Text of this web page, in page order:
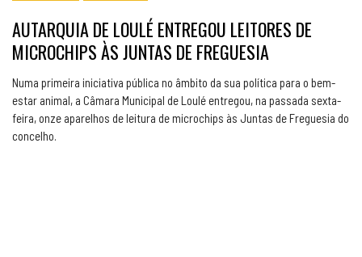
AUTARQUIA DE LOULÉ ENTREGOU LEITORES DE
MICROCHIPS ÀS JUNTAS DE FREGUESIA
Numa primeira iniciativa pública no âmbito da sua política para o bem-
estar animal, a Câmara Municipal de Loulé entregou, na passada sexta-
feira, onze aparelhos de leitura de microchips às Juntas de Freguesia do
concelho.